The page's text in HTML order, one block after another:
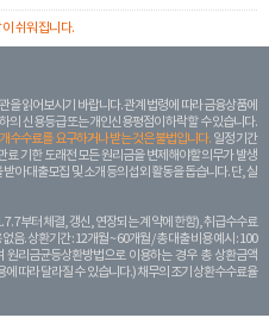
쉬워집니다.
을 읽어보시기 바랍니다. 관계 법령에 따라 금융상품에
의 신용등급 또는 개인신용평점이 하락할 수 있습니다.
수수료를 요구하거나 받는 것은 불법입니다. 일정 기간
기한 도래전 모든 원리금을 변제해야할 의무가 발생
아 대출모집 및 소개 등의 섭외 활동을 돕습니다. 단, 실
7부터 체결, 갱신, 연장되는 계 약에 한함), 취급수수료
. 상환기간 : 12개월 ~ 60개월 / 총 대출 비용 예시 : 100
리금균등상환방법으로 이용하는 경우 총 상환금액
따라 달라질 수 있습니다.) 채무의 조기 상환수수료율